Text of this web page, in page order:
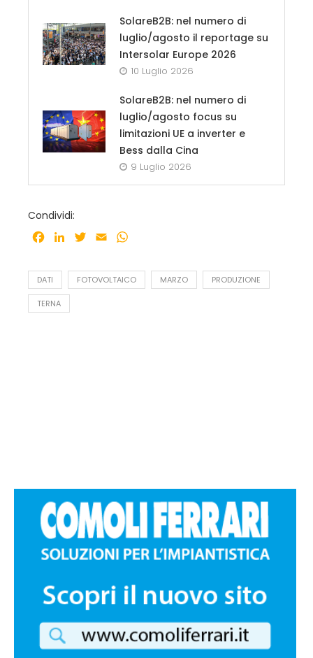
SolareB2B: nel numero di
luglio/agosto il reportage su
Intersolar Europe 2026
10 Luglio 2026
SolareB2B: nel numero di
luglio/agosto focus su
limitazioni UE a inverter e
Bess dalla Cina
9 Luglio 2026
Condividi:
Facebook
LinkedInTwitter
Email
DATI FOTOVOLTAICO MARZO PRODUZIONE
TERNA